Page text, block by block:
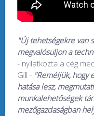
"Új tehetségekre van
megvalósuljon a
- nyilatkozta a cég
Gill - "Reméljük, hogy
hatása lesz,
munkalehetőségek
mezőgazdaságban